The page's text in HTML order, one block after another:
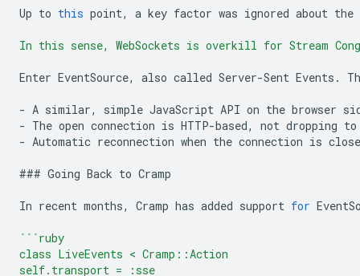
Up to this point, a key factor was ignored about the
In this sense, WebSockets is overkill for Stream
Enter EventSource, also called Server-Sent Events .
- A similar, simple JavaScript API on the browser
- The open connection is HTTP-based, not dropping to
- Automatic reconnection when the connection is
### Going Back to Cramp
In recent months, Cramp has added support for
```ruby
class LiveEvents < Cramp::Action
self.transport = :sse